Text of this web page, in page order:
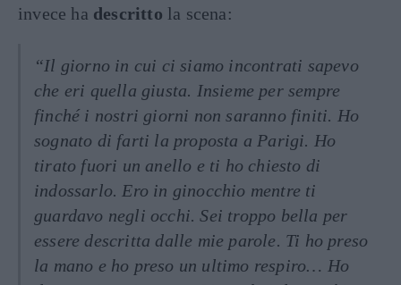
invece ha descritto la scena:
“Il giorno in cui ci siamo incontrati sapevo
che eri quella giusta. Insieme per sempre
finché i nostri giorni non saranno finiti. Ho
sognato di farti la proposta a Parigi. Ho
tirato fuori un anello e ti ho chiesto di
indossarlo. Ero in ginocchio mentre ti
guardavo negli occhi. Sei troppo bella per
essere descritta dalle mie parole. Ti ho preso
la mano e ho preso un ultimo respiro… Ho